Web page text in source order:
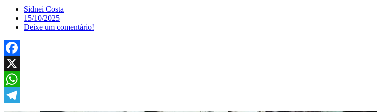
Sidnei Costa
15/10/2025
Deixe um comentário!
Facebook
X
WhatsApp